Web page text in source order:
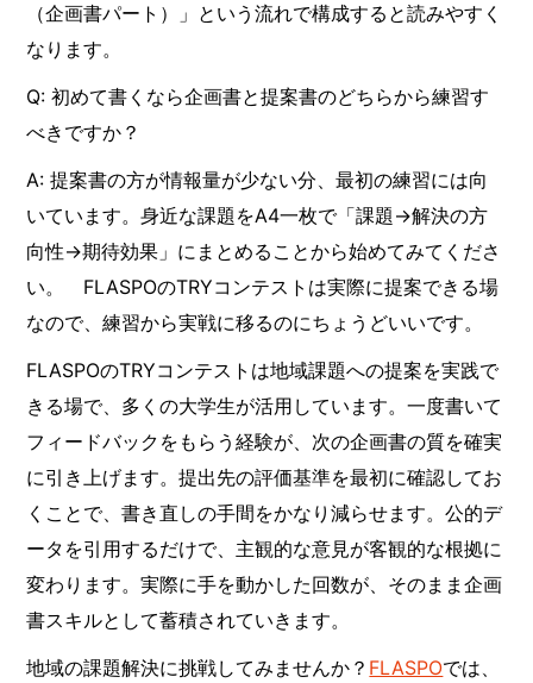
（企画書パート）」という流れで構成すると読みやすく
なります。
Q: 初めて書くなら企画書と提案書のどちらから練習す
べきですか？
A: 提案書の方が情報量が少ない分、最初の練習には向
いています。身近な課題をA4一枚で「課題→解決の方
向性→期待効果」にまとめることから始めてみてくださ
い。 FLASPOのTRYコンテストは実際に提案できる場
なので、練習から実戦に移るのにちょうどいいです。
FLASPOのTRYコンテストは地域課題への提案を実践で
きる場で、多くの大学生が活用しています。一度書いて
フィードバックをもらう経験が、次の企画書の質を確実
に引き上げます。提出先の評価基準を最初に確認してお
くことで、書き直しの手間をかなり減らせます。公的デ
ータを引用するだけで、主観的な意見が客観的な根拠に
変わります。実際に手を動かした回数が、そのまま企画
書スキルとして蓄積されていきます。
地域の課題解決に挑戦してみませんか？ FLASPOでは、